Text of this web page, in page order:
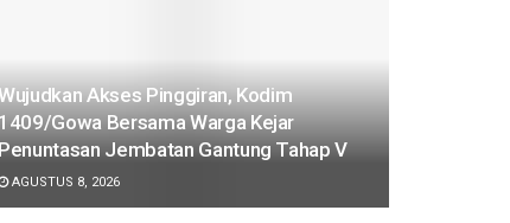
Akses Pinggiran, Kodim
1409/Gowa Bersama Warga Kejar
Penuntasan Jembatan Gantung Tahap V
AGUSTUS 8, 2026